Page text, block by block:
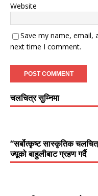
Website
Save my name, email,
next time I comment.
चलचित्र सुम्निमा
“सर्बोत्कृष्ट सास्कृतिक
ज्यूको बाहुलीबाट ग्रहण गर्दै